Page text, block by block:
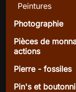
Peintures
Photographie
Pièces de
actions
Pierre - fossiles
Pin's et